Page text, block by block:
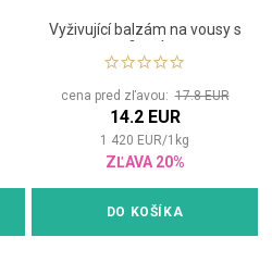
Vyživující balzám na vousy s
fixací
cena pred zľavou:17.8 EUR
14.2 EUR
1 420 EUR/1 kg
ZĽAVA 20%
DO KOŠÍKA